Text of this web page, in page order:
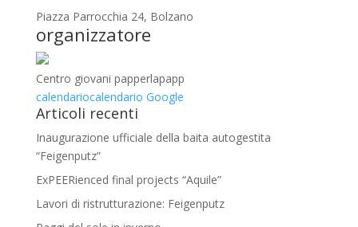
Piazza Parrocchia 24, Bolzano
organizzatore
Centro giovani papperlapapp
calendariocalendario Google
Articoli recenti
Inaugurazione ufficiale della baita autogestita
“Feigenputz”
ExPEERienced final projects “Aquile”
Lavori di ristrutturazione: Feigenputz